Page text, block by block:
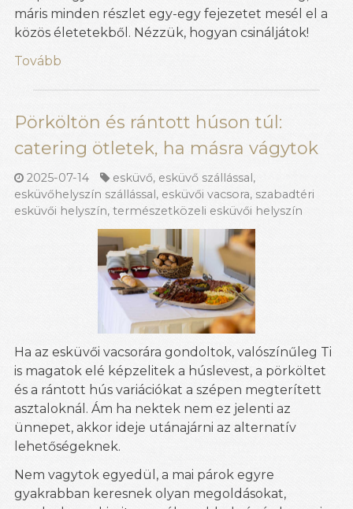
máris minden részlet egy-egy fejezetet mesél el a
közös életetekből. Nézzük, hogyan csináljátok!
Tovább
Pörköltön és rántott húson túl:
catering ötletek, ha másra vágytok
2025-07-14 esküvő, esküvő szállással,
esküvőhelyszín szállással, esküvői vacsora, szabadtéri
esküvői helyszín, természetközeli esküvői helyszín
Ha az esküvői vacsorára gondoltok, valószínűleg Ti
is magatok elé képzelitek a húslevest, a pörköltet
és a rántott hús variációkat a szépen megterített
asztaloknál. Ám ha nektek nem ez jelenti az
ünnepet, akkor ideje utánajárni az alternatív
lehetőségeknek.
Nem vagytok egyedül, a mai párok egyre
gyakrabban keresnek olyan megoldásokat,